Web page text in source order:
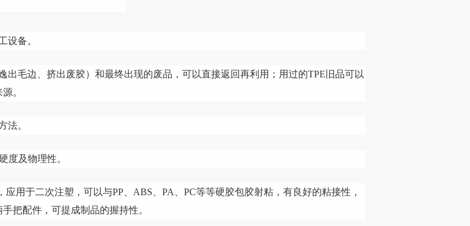
设备。
毛边、挤出废胶）和最终出现的废品，可以直接返回再利用；用过的TPE旧品可以
。
法。
度及物理性。
用于二次注塑，可以与PP、ABS、PA、PC等等硬胶包胶射粘，有良好的粘接性，
把配件，可提成制品的握持性。